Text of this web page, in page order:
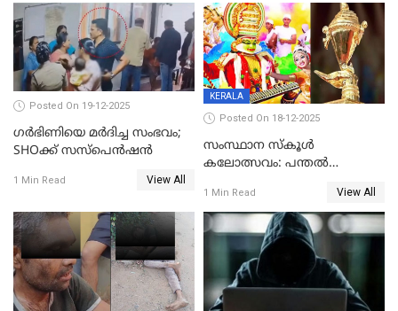
Posted On 19-12-2025
ഗര്‍ഭിണിയെ മർദിച്ച സംഭവം;
SHOക്ക് സസ്പെൻഷൻ
1 Min Read View All
KERALA
Posted On 18-12-2025
സംസ്ഥാന സ്കൂൾ
കലോത്സവം: പന്തൽ
1 Min Read View All